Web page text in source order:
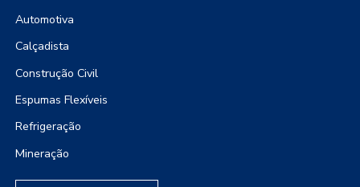
Automotiva
Calçadista
Construção Civil
Espumas Flexíveis
Refrigeração
Mineração